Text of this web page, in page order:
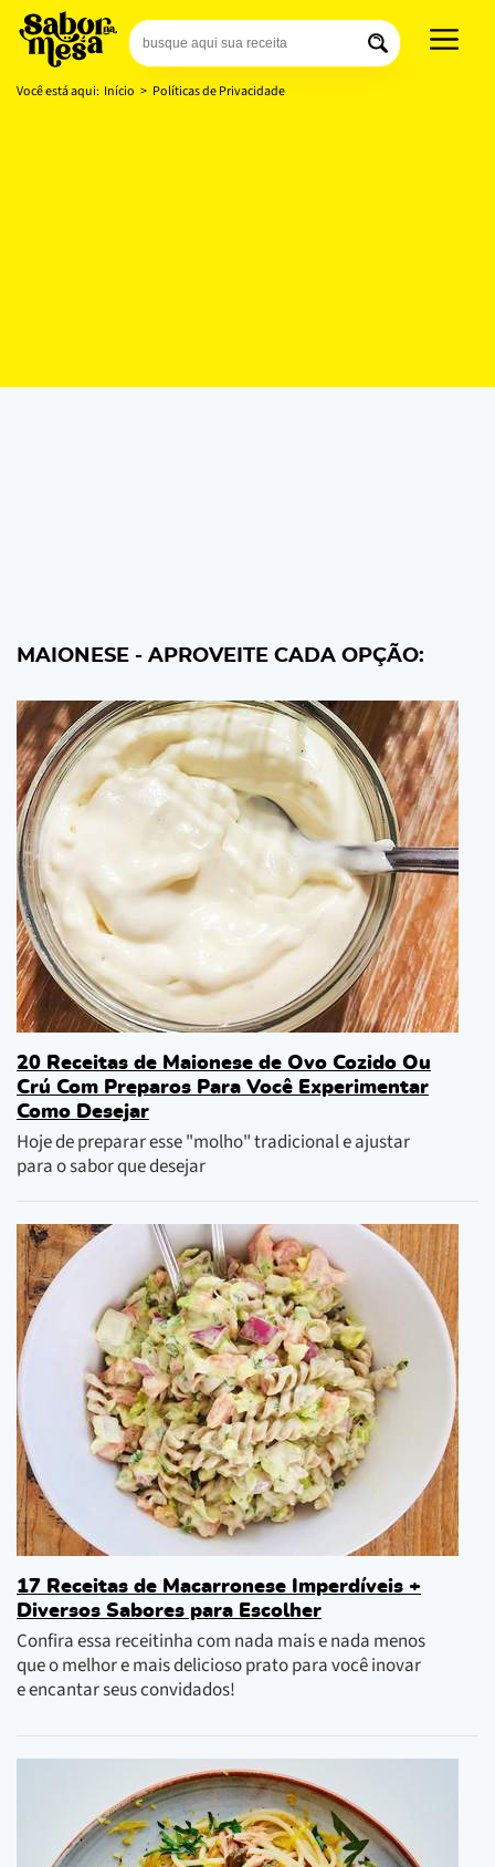
Você está aqui: Início > Políticas de Privacidade
MAIONESE - APROVEITE CADA OPÇÃO:
20 Receitas de Maionese de Ovo Cozido Ou
Crú Com Preparos Para Você Experimentar
Como Desejar
Hoje de preparar esse "molho" tradicional e ajustar
para o sabor que desejar
17 Receitas de Macarronese Imperdíveis +
Diversos Sabores para Escolher
Confira essa receitinha com nada mais e nada menos
que o melhor e mais delicioso prato para você inovar
e encantar seus convidados!